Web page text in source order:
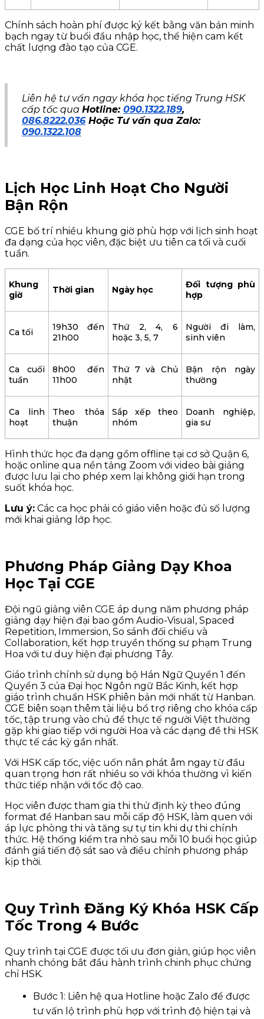
Chính sách hoàn phí được ký kết bằng văn bản minh
bạch ngay từ buổi đầu nhập học, thể hiện cam kết
chất lượng đào tạo của CGE.
Liên hệ tư vấn ngay khóa học tiếng Trung HSK
cấp tốc qua Hotline: 090.1322.189,
086.8222.036Hoặc Tư vấn qua Zalo:
090.1322.108
Lịch Học Linh Hoạt Cho Người
Bận Rộn
CGE bố trí nhiều khung giờ phù hợp với lịch sinh hoạt
đa dạng của học viên, đặc biệt ưu tiên ca tối và cuối
tuần.
Khung
giờ
Thời gian Ngày học
Đối tượng phù
hợp
Ca tối
19h30 đến
21h00
Thứ 2, 4, 6
hoặc 3, 5, 7
Người đi làm,
sinh viên
Ca cuối
tuần
8h00 đến
11h00
Thứ 7 và Chủ
nhật
Bận rộn ngày
thường
Ca linh
hoạt
Theo thỏa
thuận
Sắp xếp theo
nhóm
Doanh nghiệp,
gia sư
Hình thức học đa dạng gồm offline tại cơ sở Quận 6,
hoặc online qua nền tảng Zoom với video bài giảng
được lưu lại cho phép xem lại không giới hạn trong
suốt khóa học.
Lưu ý: Các ca học phải có giáo viên hoặc đủ số lượng
mới khai giảng lớp học.
Phương Pháp Giảng Dạy Khoa
Học Tại CGE
Đội ngũ giảng viên CGE áp dụng năm phương pháp
giảng dạy hiện đại bao gồm Audio-Visual, Spaced
Repetition, Immersion, So sánh đối chiếu và
Collaboration, kết hợp truyền thống sư phạm Trung
Hoa với tư duy hiện đại phương Tây.
Giáo trình chính sử dụng bộ Hán Ngữ Quyển 1 đến
Quyển 3 của Đại học Ngôn ngữ Bắc Kinh, kết hợp
giáo trình chuẩn HSK phiên bản mới nhất từ Hanban.
CGE biên soạn thêm tài liệu bổ trợ riêng cho khóa cấp
tốc, tập trung vào chủ đề thực tế người Việt thường
gặp khi giao tiếp với người Hoa và các dạng đề thi HSK
thực tế các kỳ gần nhất.
Với HSK cấp tốc, việc uốn nắn phát âm ngay từ đầu
quan trọng hơn rất nhiều so với khóa thường vì kiến
thức tiếp nhận với tốc độ cao.
Học viên được tham gia thi thử định kỳ theo đúng
format đề Hanban sau mỗi cấp độ HSK, làm quen với
áp lực phòng thi và tăng sự tự tin khi dự thi chính
thức. Hệ thống kiểm tra nhỏ sau mỗi 10 buổi học giúp
đánh giá tiến độ sát sao và điều chỉnh phương pháp
kịp thời.
Quy Trình Đăng Ký Khóa HSK Cấp
Tốc Trong 4 Bước
Quy trình tại CGE được tối ưu đơn giản, giúp học viên
nhanh chóng bắt đầu hành trình chinh phục chứng
chỉ HSK.
Bước 1: Liên hệ qua Hotline hoặc Zalo để được
tư vấn lộ trình phù hợp với trình độ hiện tại và